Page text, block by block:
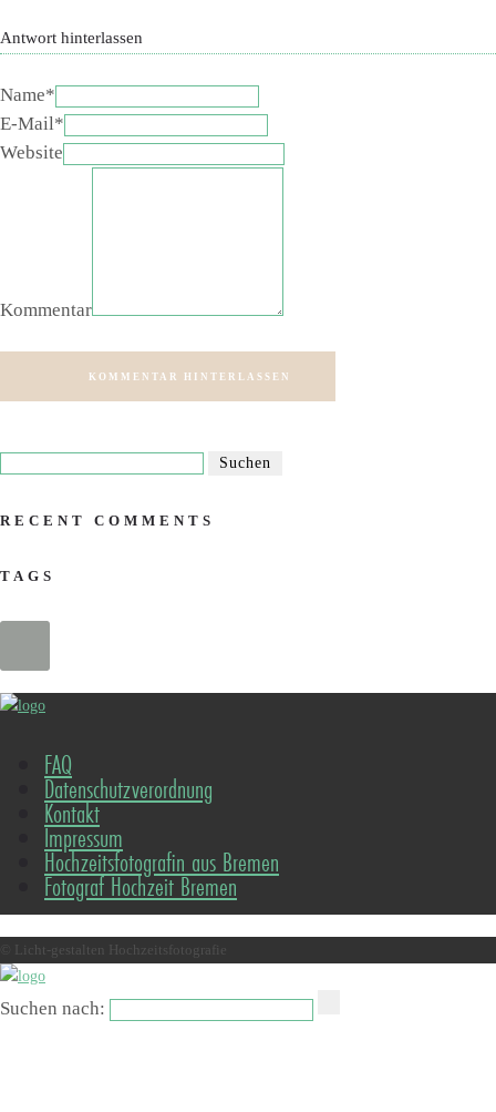
Antwort hinterlassen
Name*
E-Mail*
Website
Kommentar
KOMMENTAR HINTERLASSEN
RECENT COMMENTS
TAGS
FAQ
Datenschutzverordnung
Kontakt
Impressum
Hochzeitsfotografin aus Bremen
Fotograf Hochzeit Bremen
© Licht-gestalten Hochzeitsfotografie
Suchen nach: